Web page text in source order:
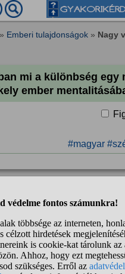
» Emberi tulajdonságok » Nagy
mi a különbség egy
ember
#magyar
között nagyobb a
népcsoport között.
Hasznos számodra ez a válasz?